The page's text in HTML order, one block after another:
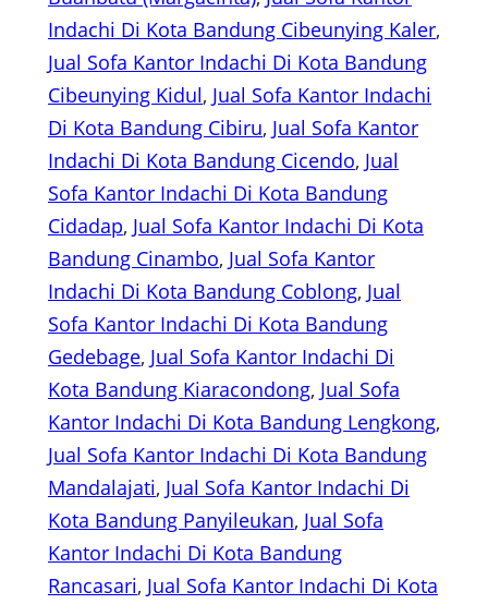
Indachi Di Kota Bandung Cibeunying Kaler
Jual Sofa Kantor Indachi Di Kota Bandung
Cibeunying Kidul, Jual Sofa Kantor Indachi
Di Kota Bandung Cibiru, Jual Sofa Kantor
Indachi Di Kota Bandung Cicendo, Jual
Sofa Kantor Indachi Di Kota Bandung
Cidadap, Jual Sofa Kantor Indachi Di Kota
Bandung Cinambo, Jual Sofa Kantor
Indachi Di Kota Bandung Coblong, Jual
Sofa Kantor Indachi Di Kota Bandung
Gedebage, Jual Sofa Kantor Indachi Di
Kota Bandung Kiaracondong, Jual Sofa
Kantor Indachi Di Kota Bandung Lengkong
Jual Sofa Kantor Indachi Di Kota Bandung
Mandalajati, Jual Sofa Kantor Indachi Di
Kota Bandung Panyileukan, Jual Sofa
Kantor Indachi Di Kota Bandung
Rancasari, Jual Sofa Kantor Indachi Di Kota